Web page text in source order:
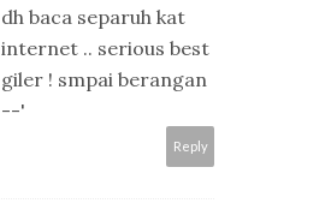
dh baca separuh kat
internet .. serious best
giler ! smpai berangan
--'
Reply